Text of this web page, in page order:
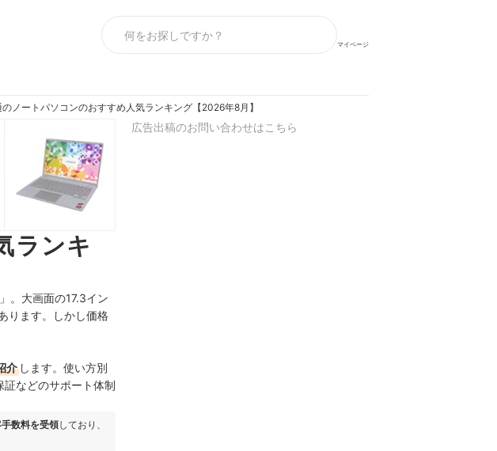
マイページ
ノートパソコンのおすすめ人気ランキング【2026年8月】
ランキ
。大画面の17.3イン
ります。しかし価格
介 します。使い方別
などのサポート体制
数料を受領しており、
広告出稿のお問い合わせはこちら